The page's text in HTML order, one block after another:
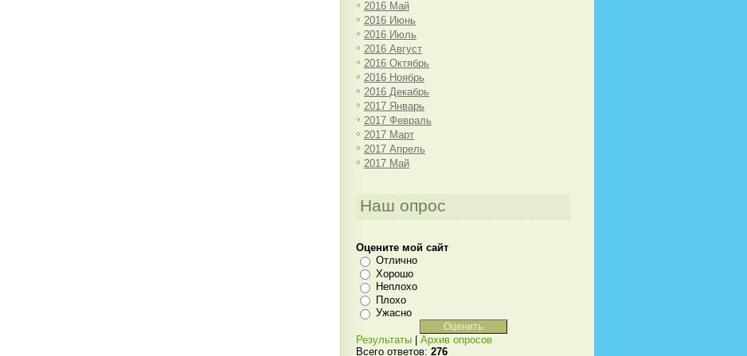
2016 Май
2016 Июнь
2016 Июль
2016 Август
2016 Октябрь
2016 Ноябрь
2016 Декабрь
2017 Январь
2017 Февраль
2017 Март
2017 Апрель
2017 Май
Наш опрос
Оцените мой сайт
Отлично
Хорошо
Неплохо
Плохо
Ужасно
Результаты
Архив опросов
Всего ответов: 276